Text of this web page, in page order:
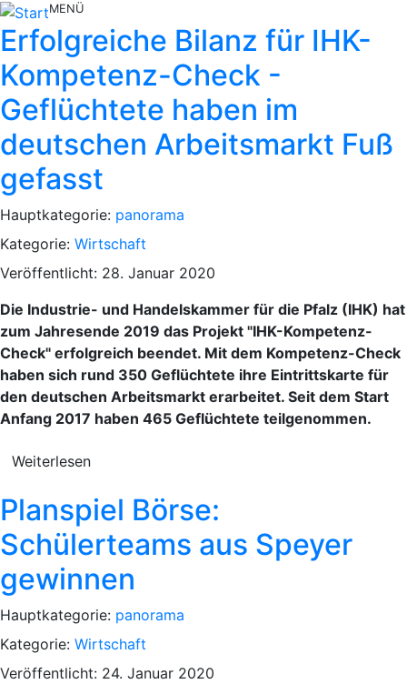
MENÜ
Erfolgreiche Bilanz für IHK-
Kompetenz-Check -
Geflüchtete haben im
deutschen Arbeitsmarkt Fuß
gefasst
Hauptkategorie: panorama
Kategorie: Wirtschaft
Veröffentlicht: 28. Januar 2020
Die Industrie- und Handelskammer für die Pfalz (IHK) hat
zum Jahresende 2019 das Projekt "IHK-Kompetenz-
Check" erfolgreich beendet. Mit dem Kompetenz-Check
haben sich rund 350 Geflüchtete ihre Eintrittskarte für
den deutschen Arbeitsmarkt erarbeitet. Seit dem Start
Anfang 2017 haben 465 Geflüchtete teilgenommen.
Weiterlesen
Planspiel Börse:
Schülerteams aus Speyer
gewinnen
Hauptkategorie: panorama
Kategorie: Wirtschaft
Veröffentlicht: 24. Januar 2020